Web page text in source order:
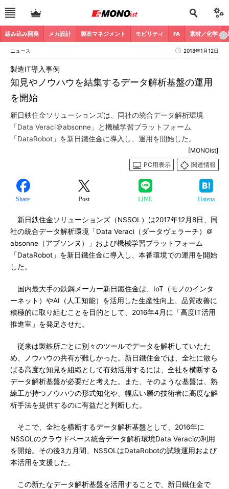
組み込み開発 メカ設計 製造マネジメント モビリティ FA 素材／化学
ニュース 2018年1月12日
知見やノウハウを結集するデータ解析基盤の運用
を開始
製造IT導入事例
新日鉄住金ソリューションズは、同社の統合データ解析環境
「Data Veraci＠absonne」と機械学習プラットフォーム
「DataRobot」を新日鐵住金に導入し、運用を開始した。
[MONOist]
PC用表示
関連情報
Share Post LINE Hatena
新日鉄住金ソリューションズ（NSSOL）は2017年12月8日、同
社の統合データ解析環境「Data Veraci（ダータヴェラーチ）＠
absonne（アブソンヌ）」および機械学習プラットフォーム
「DataRobot」を新日鐵住金に導入し、本番環境での運用を開始
した。
国内最大手の鉄鋼メーカー新日鐵住金は、IoT（モノのインタ
ーネット）やAI（人工知能）を活用した生産性向上、品質改善に
積極的に取り組むことを目的として、2016年4月に「高度IT活用
推進室」を発足させた。
従来は製鉄所ごとに別々のツールでデータを解析していたた
め、ノウハウの共有が難しかった。新日鐵住金では、全社に散ら
ばる高度な知見を組織として有効活用するには、全社を横断する
データ解析基盤が必要だと考えた。また、そのような基盤は、熟
練工が持つノウハウの形式知化や、幅広い層の技術者に高度な解
析手法を提供するのに有益だと判断した。
そこで、全社を横断するデータ解析基盤として、2016年に
NSSOLのクラウドベース統合データ解析環境Data Veraciの利用
を開始。その後3カ月間、NSSOLはDataRobotの試験運用および
本活用を支援した。
この新たなデータ解析基盤を活用することで、新日鐵住金で